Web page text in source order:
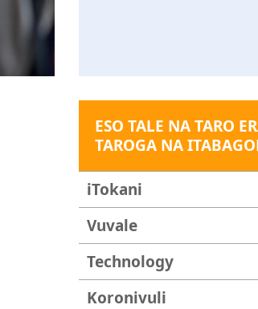
ESO TALE NA TARO
TAROGA NA
iTokani
Vuvale
Technology
Koronivuli